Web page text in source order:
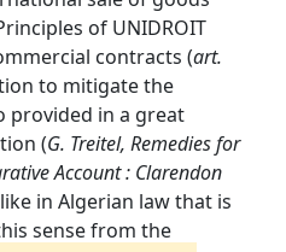
of UNIDROIT
contracts (art.
to mitigate the
provided in a great
(G. Treitel, Remedies for
Account : Clarendon
in Algerian law that is
sense from the